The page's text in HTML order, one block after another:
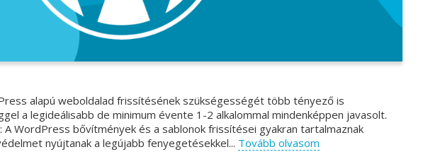
alapú weboldalad frissítésének szükségességét több tényező is
a legideálisabb de minimum évente 1-2 alkalommal mindenképpen javasolt.
A WordPress bővítmények és a sablonok frissítései gyakran tartalmaznak
nyújtanak a legújabb fenyegetésekkel... Tovább olvasom